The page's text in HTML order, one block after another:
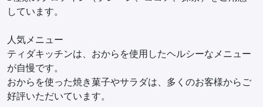
しています。
人気メニュー
ティダキッチンは、おからを使用したヘルシーなメニュー
が自慢です。
おからを使った焼き菓子やサラダは、多くのお客様からご
好評いただいています。